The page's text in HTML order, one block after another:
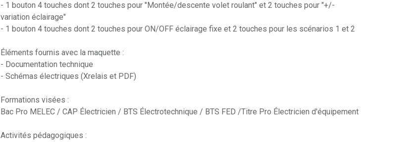
- 1 bouton 4 touches dont 2 touches pour "Montée/descente volet roulant" et 2 touches pour "+/-
variation éclairage"
- 1 bouton 4 touches dont 2 touches pour ON/OFF éclairage fixe et 2 touches pour les scénarios 1 et 2
Éléments fournis avec la maquette :
- Documentation technique
- Schémas électriques (Xrelais et PDF)
Formations visées :
Bac Pro MELEC / CAP Électricien / BTS Électrotechnique / BTS FED /Titre Pro Électricien d'équipement
Activités pédagogiques :